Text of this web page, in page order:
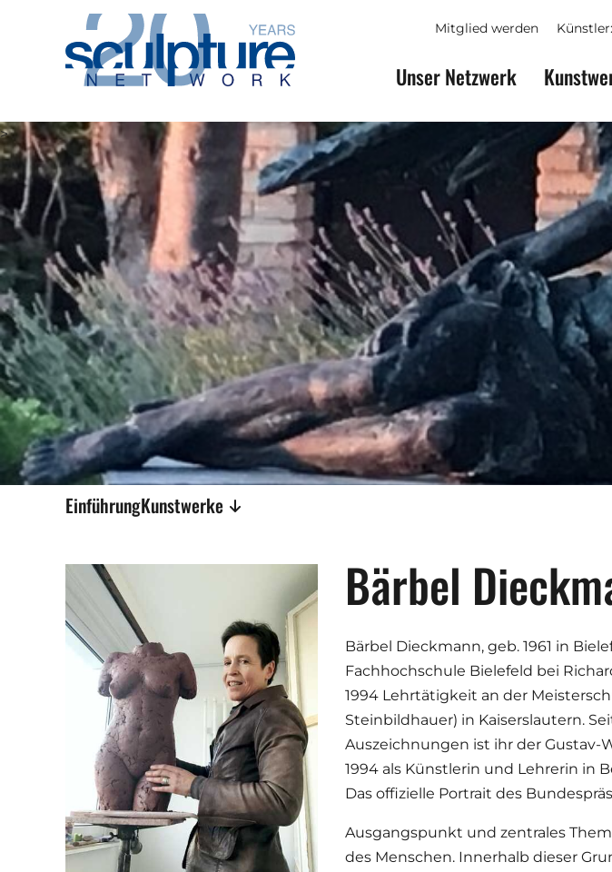
Skip to main content
Mitglied werden
Unser Netzwerk
>
EinführungKunstwerke
Bärbel
Bärbel Dieckmann, geb. 1961 in
Fachhochschule Bielefeld bei
1994 Lehrtätigkeit an der
Steinbildhauer) in Kaiserslautern.
Auszeichnungen ist ihr der Gustav-
1994 als Künstlerin und Lehrerin in
Das offizielle Portrait des
Ausgangspunkt und zentrales
des Menschen. Innerhalb dieser